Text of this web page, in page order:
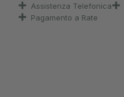
Assistenza Telefonica
Pagamento a Rate